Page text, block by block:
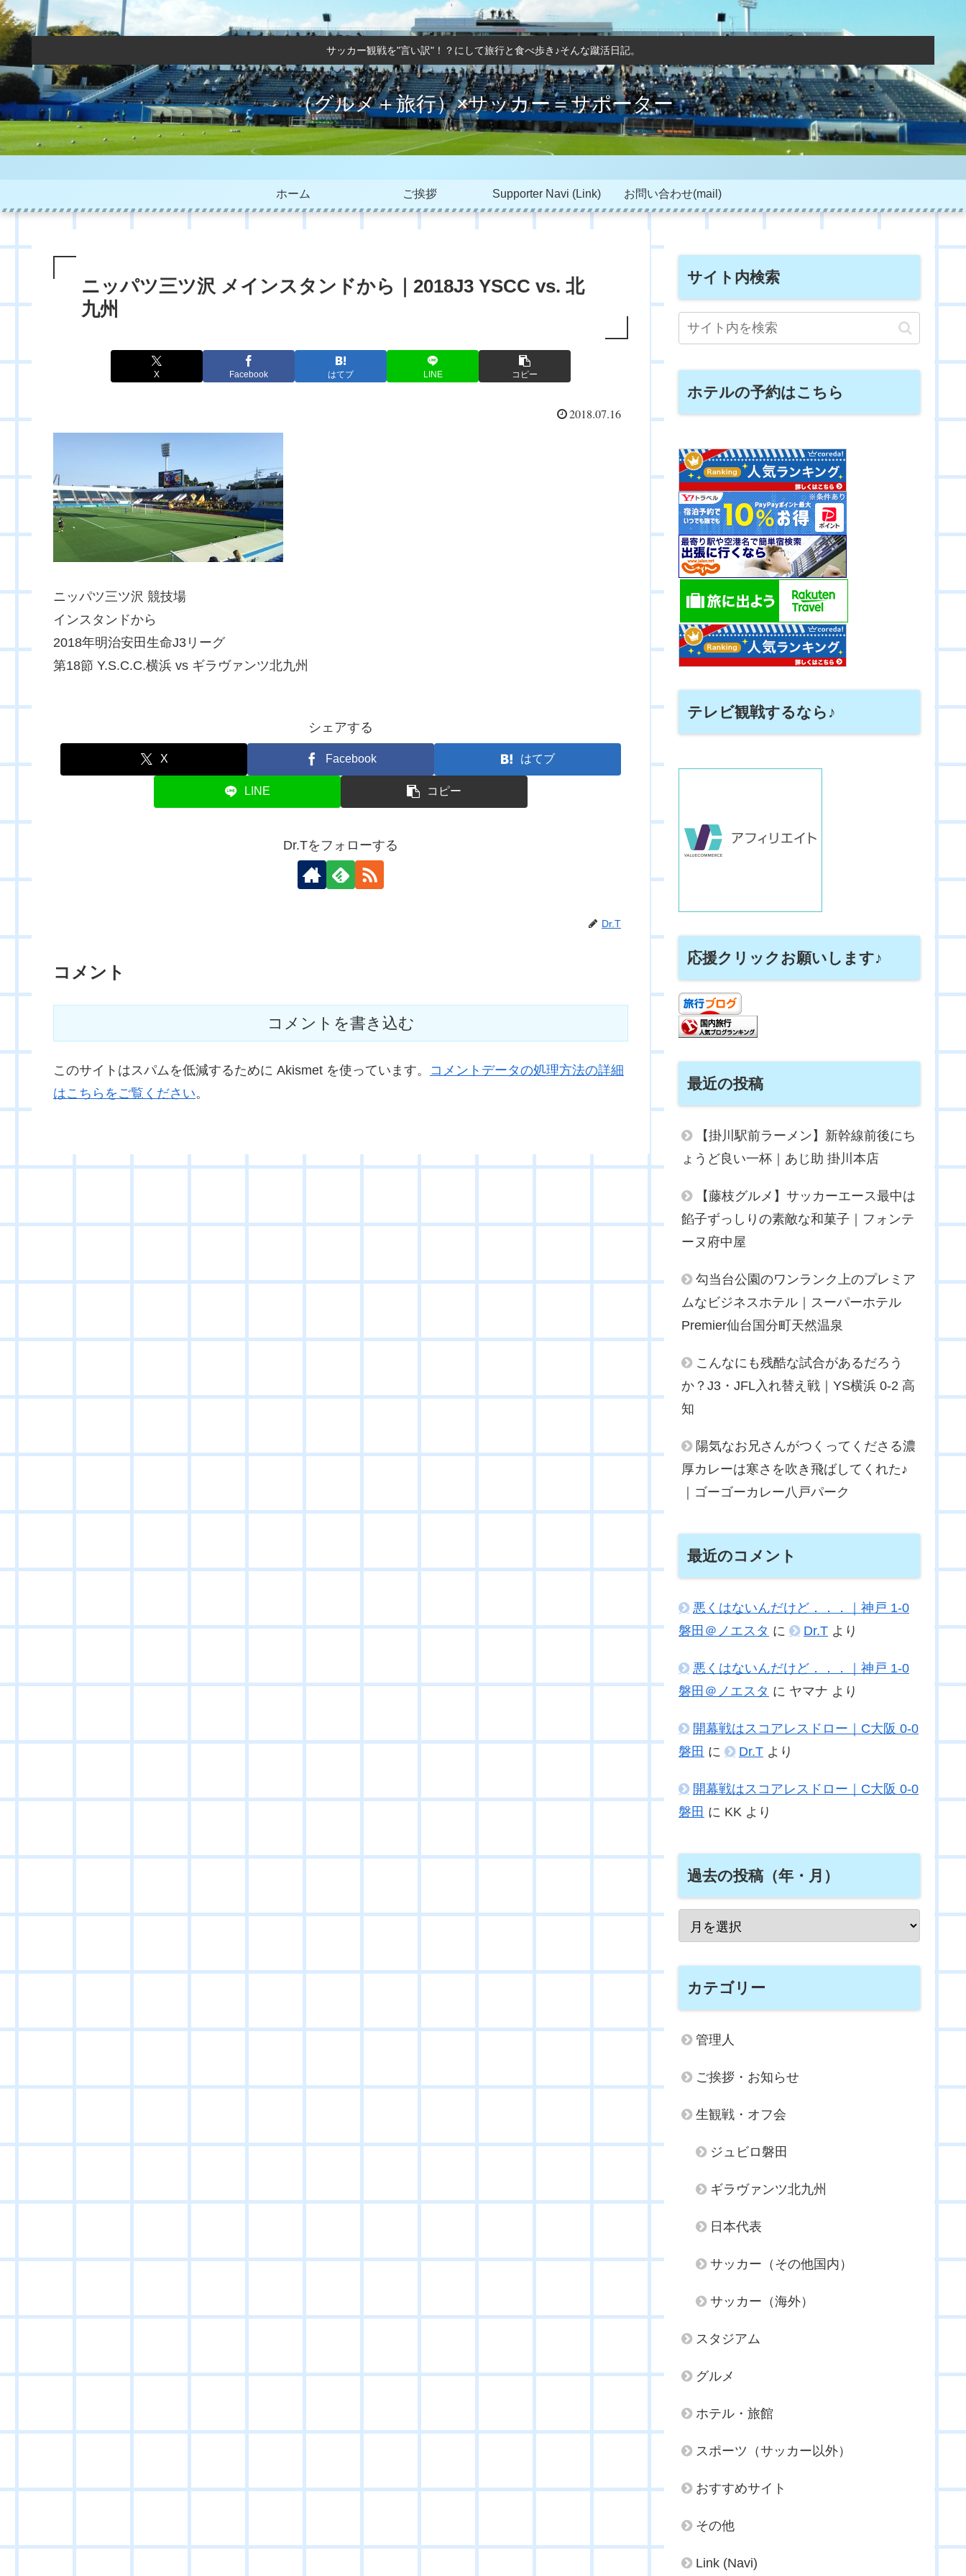
サッカー観戦を"言い訳"！？にして旅行と食べ歩き♪そんな蹴活日記。
（グルメ＋旅行）×サッカー＝サポーター
ホーム ご挨拶 Supporter Navi (Link) お問い合わせ(mail)
ニッパツ三ツ沢 メインスタンドから｜2018J3 YSCC vs. 北
九州
X Facebook はてブ LINE コピー
2018.07.16
ニッパツ三ツ沢 競技場
インスタンドから
2018年明治安田生命J3リーグ
第18節 Y.S.C.C.横浜 vs ギラヴァンツ北九州
シェアする
X Facebook はてブ
LINE コピー
Dr.Tをフォローする
Dr.T
コメント
コメントを書き込む
このサイトはスパムを低減するために Akismet を使っています。 コメントデータの処理方法の詳細
はこちらをご覧ください。
サイト内検索
ホテルの予約はこちら
テレビ観戦するなら♪
応援クリックお願いします♪
最近の投稿
【掛川駅前ラーメン】新幹線前後にち
ょうど良い一杯｜あじ助 掛川本店
【藤枝グルメ】サッカーエース最中は
餡子ずっしりの素敵な和菓子｜フォンテ
ーヌ府中屋
勾当台公園のワンランク上のプレミア
ムなビジネスホテル｜スーパーホテル
Premier仙台国分町天然温泉
こんなにも残酷な試合があるだろう
か？J3・JFL入れ替え戦｜YS横浜 0-2 高
知
陽気なお兄さんがつくってくださる濃
厚カレーは寒さを吹き飛ばしてくれた♪
｜ゴーゴーカレー八戸パーク
最近のコメント
悪くはないんだけど．．．｜神戸 1-0
磐田＠ノエスタ に Dr.T より
悪くはないんだけど．．．｜神戸 1-0
磐田＠ノエスタ に ヤマナ より
開幕戦はスコアレスドロー｜C大阪 0-0
磐田 に Dr.T より
開幕戦はスコアレスドロー｜C大阪 0-0
磐田 に KK より
過去の投稿（年・月）
カテゴリー
管理人
ご挨拶・お知らせ
生観戦・オフ会
ジュビロ磐田
ギラヴァンツ北九州
日本代表
サッカー（その他国内）
サッカー（海外）
スタジアム
グルメ
ホテル・旅館
スポーツ（サッカー以外）
おすすめサイト
その他
Link (Navi)